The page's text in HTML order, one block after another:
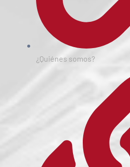
¿Quiénes somos?